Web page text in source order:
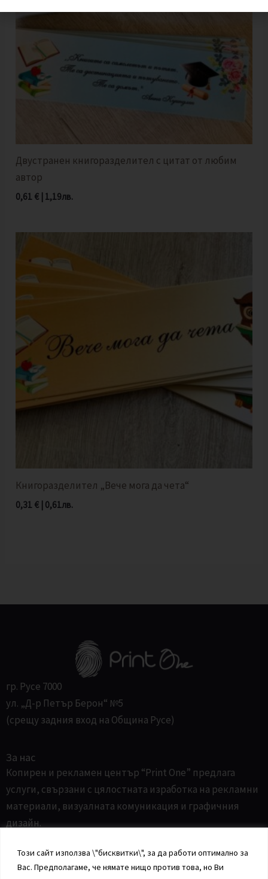
Този сайт използва \"бисквитки\", за да работи оптимално за
Вас. Предполагаме, че нямате нищо против това, но Ви
Двустранен книгоразделител с цитат от любим
автор
0,61 € 1,19лв.
Книгоразделител „Вече мога да чета“
0,31 € 0,61лв.
гр. Русе 7000
ул. „Д-р Петър Берон“ №5
(срещу задния вход на Община Русе)
За нас
Копирен и рекламен център “Print One” предлага
услуги, свързани с цялостната изработка на рекламни
материали, визуалната комуникация и графичния
дизайн.
Информация